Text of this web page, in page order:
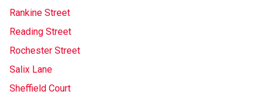
Rankine Street
Reading Street
Rochester Street
Salix Lane
Sheffield Court